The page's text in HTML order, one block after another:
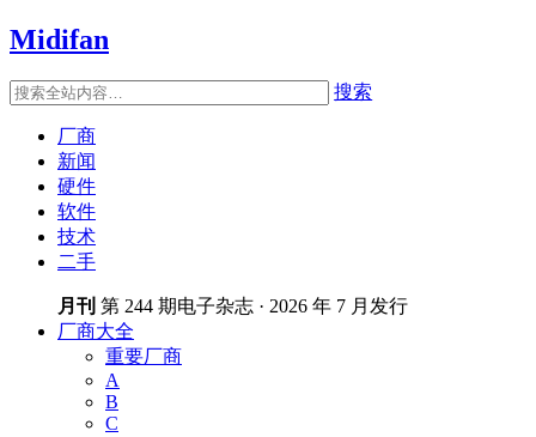
Midifan
搜索
厂商
新闻
硬件
软件
技术
二手
月刊 第 244 期电子杂志 · 2026 年 7 月发行
厂商大全
重要厂商
A
B
C